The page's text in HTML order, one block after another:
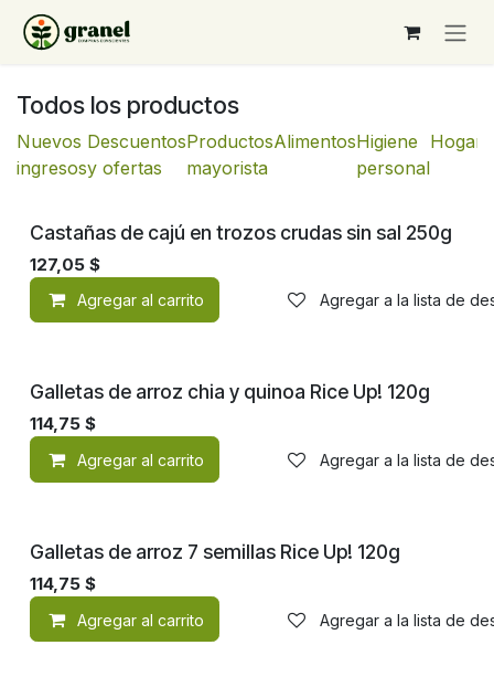
Ir al contenido
Todos los productos
Nuevos
ingresos
Descuentos
y ofertas
Productos
mayorista
AlimentosHigiene
personal
Hogar
Castañas de cajú en trozos crudas sin sal 250g
127,05 $
Agregar al carrito Agregar a la lista de
¡Nuevo!
Galletas de arroz chia y quinoa Rice Up! 120g
114,75 $
Agregar al carrito Agregar a la lista de
¡Nuevo!
Galletas de arroz 7 semillas Rice Up! 120g
114,75 $
Agregar al carrito Agregar a la lista de